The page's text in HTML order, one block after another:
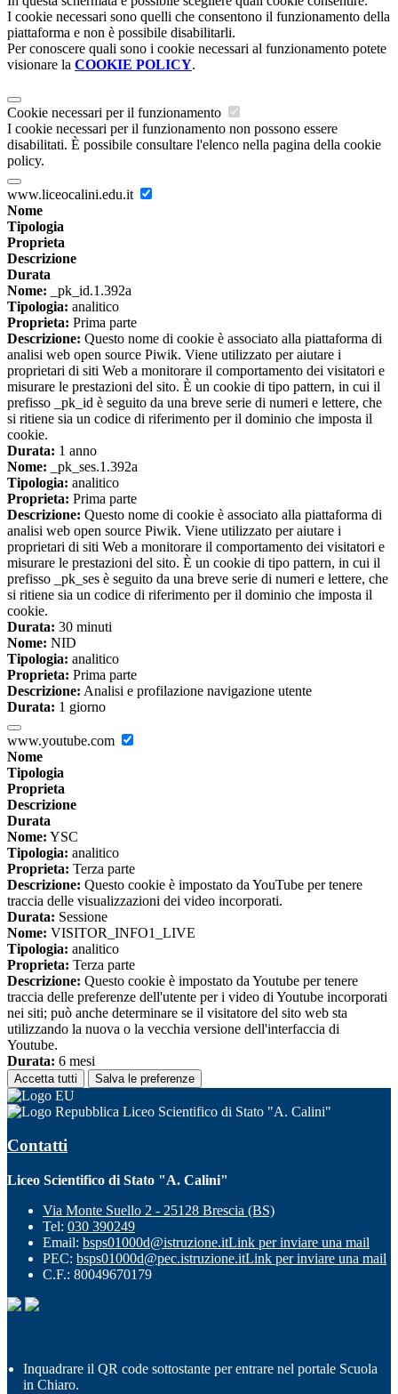
I cookie necessari sono quelli che consentono il funzionamento della
piattaforma e non è possibile disabilitarli.
Per conoscere quali sono i cookie necessari al funzionamento potete
visionare la COOKIE POLICY.
Cookie necessari per il funzionamento
I cookie necessari per il funzionamento non possono essere
disabilitati. È possibile consultare l'elenco nella pagina della cookie
policy.
www.liceocalini.edu.it
Nome
Tipologia
Proprieta
Descrizione
Durata
Nome: _pk_id.1.392a
Tipologia: analitico
Proprieta: Prima parte
Descrizione: Questo nome di cookie è associato alla piattaforma di
analisi web open source Piwik. Viene utilizzato per aiutare i
proprietari di siti Web a monitorare il comportamento dei visitatori e
misurare le prestazioni del sito. È un cookie di tipo pattern, in cui il
prefisso _pk_id è seguito da una breve serie di numeri e lettere, che
si ritiene sia un codice di riferimento per il dominio che imposta il
cookie.
Durata: 1 anno
Nome: _pk_ses.1.392a
Tipologia: analitico
Proprieta: Prima parte
Descrizione: Questo nome di cookie è associato alla piattaforma di
analisi web open source Piwik. Viene utilizzato per aiutare i
proprietari di siti Web a monitorare il comportamento dei visitatori e
misurare le prestazioni del sito. È un cookie di tipo pattern, in cui il
prefisso _pk_ses è seguito da una breve serie di numeri e lettere, che
si ritiene sia un codice di riferimento per il dominio che imposta il
cookie.
Durata: 30 minuti
Nome: NID
Tipologia: analitico
Proprieta: Prima parte
Descrizione: Analisi e profilazione navigazione utente
Durata: 1 giorno
www.youtube.com
Nome
Tipologia
Proprieta
Descrizione
Durata
Nome: YSC
Tipologia: analitico
Proprieta: Terza parte
Descrizione: Questo cookie è impostato da YouTube per tenere
traccia delle visualizzazioni dei video incorporati.
Durata: Sessione
Nome: VISITOR_INFO1_LIVE
Tipologia: analitico
Proprieta: Terza parte
Descrizione: Questo cookie è impostato da Youtube per tenere
traccia delle preferenze dell'utente per i video di Youtube incorporati
nei siti; può anche determinare se il visitatore del sito web sta
utilizzando la nuova o la vecchia versione dell'interfaccia di
Youtube.
Durata: 6 mesi
Accetta tutti Salva le preferenze
Liceo Scientifico di Stato "A. Calini"
Contatti
Liceo Scientifico di Stato "A. Calini"
Via Monte Suello 2 - 25128 Brescia (BS)
Tel: 030 390249
Email: bsps01000d@istruzione.itLink per inviare una mail
PEC: bsps01000d@pec.istruzione.itLink per inviare una mail
C.F.: 80049670179
Inquadrare il QR code sottostante per entrare nel portale Scuola
in Chiaro.